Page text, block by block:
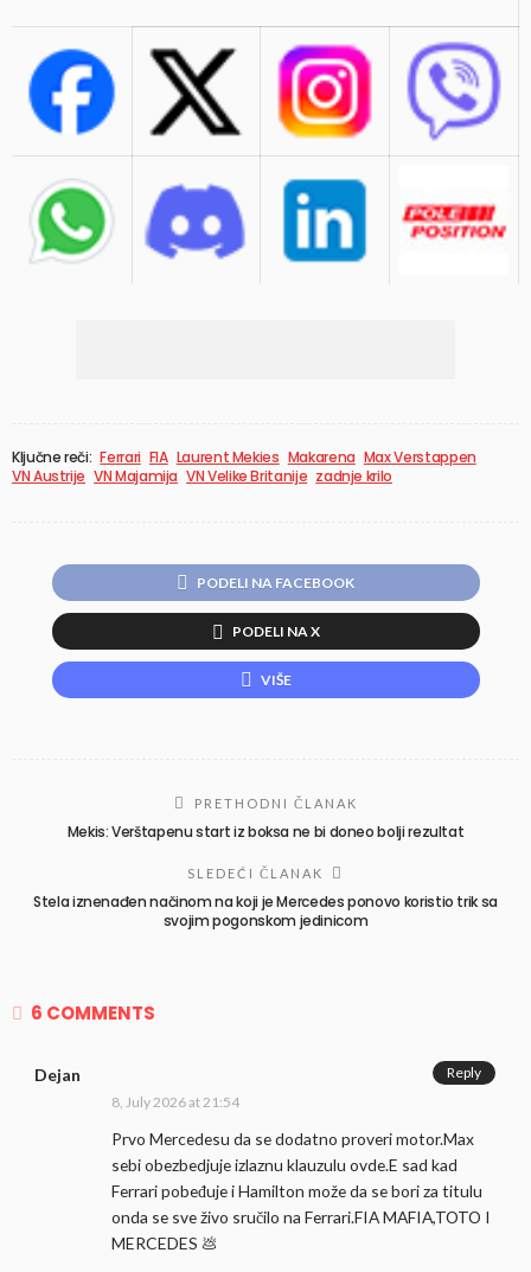
Ključne reči: Ferrari FIA Laurent Mekies Makarena Max Verstappen
VN Austrije VN Majamija VN Velike Britanije zadnje krilo
PODELI NA FACEBOOK
PODELI NA X
VIŠE
PRETHODNI ČLANAK
Mekis: Verštapenu start iz boksa ne bi doneo bolji rezultat
SLEDEĆI ČLANAK
Stela iznenađen načinom na koji je Mercedes ponovo koristio trik sa
svojim pogonskom jedinicom
6 COMMENTS
Dejan
8, July 2026 at 21:54
Prvo Mercedesu da se dodatno proveri motor.Max
sebi obezbedjuje izlaznu klauzulu ovde.E sad kad
Ferrari pobeđuje i Hamilton može da se bori za titulu
onda se sve živo sručilo na Ferrari.FIA MAFIA,TOTO I
MERCEDES 💩
Reply